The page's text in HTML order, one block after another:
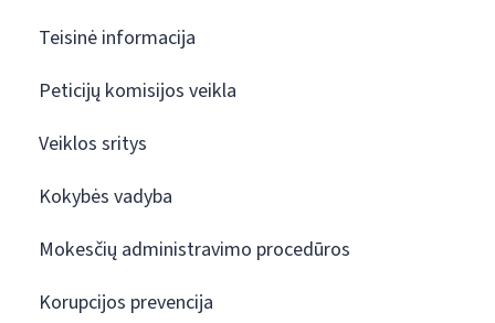
Teisinė informacija
Peticijų komisijos veikla
Veiklos sritys
Kokybės vadyba
Mokesčių administravimo procedūros
Korupcijos prevencija